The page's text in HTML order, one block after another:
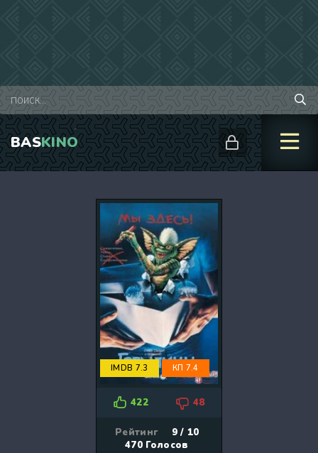
BASKINO
IMDB 7.3 КП 7.4
422 48
Рейтинг
9 / 10
470Голосов